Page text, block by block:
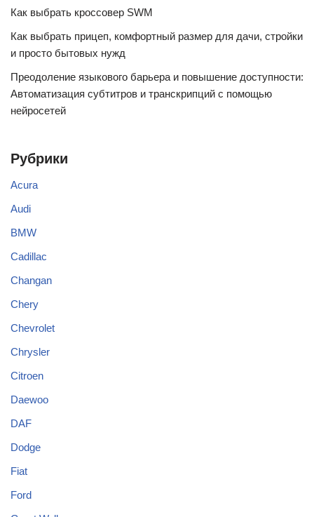
Как выбрать кроссовер SWM
Как выбрать прицеп, комфортный размер для дачи, стройки
и просто бытовых нужд
Преодоление языкового барьера и повышение доступности:
Автоматизация субтитров и транскрипций с помощью
нейросетей
Рубрики
Acura
Audi
BMW
Cadillac
Changan
Chery
Chevrolet
Chrysler
Citroen
Daewoo
DAF
Dodge
Fiat
Ford